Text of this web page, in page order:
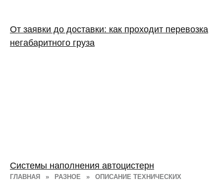
ГЛАВНАЯ » РАЗНОЕ »
ОПИСАНИЕ ТЕХНИЧЕСКИХ
От заявки до доставки: как проходит перевозка
негабаритного груза
Системы наполнения автоцистерн